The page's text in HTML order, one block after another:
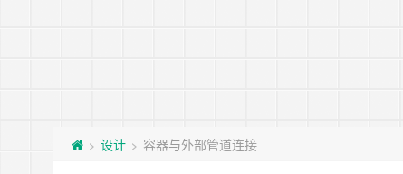
> 设计 > 容器与外部管道连接